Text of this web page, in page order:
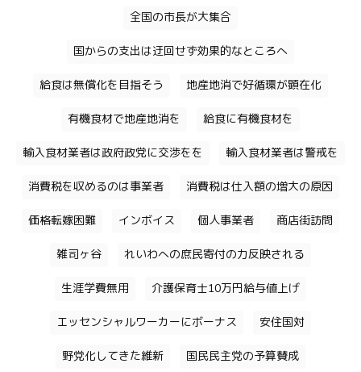
全国の市長が大集合
国からの支出は迂回せず効果的なところへ
給食は無償化を目指そう 地産地消で好循環が顕在化
有機食材で地産地消を 給食に有機食材を
輸入食材業者は政府政党に交渉をを 輸入食材業者は警戒を
消費税を収めるのは事業者 消費税は仕入額の増大の原因
価格転嫁困難 インボイス 個人事業者 商店街訪問
雑司ヶ谷 れいわへの庶民寄付の力反映される
生涯学費無用 介護保育士10万円給与値上げ
エッセンシャルワーカーにボーナス 安住国対
野党化してきた維新 国民民主党の予算賛成